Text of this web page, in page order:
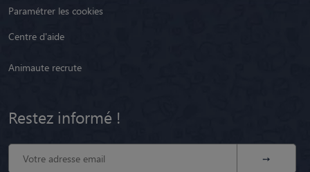
Paramétrer les cookies
Centre d'aide
Animaute recrute
Restez informé !